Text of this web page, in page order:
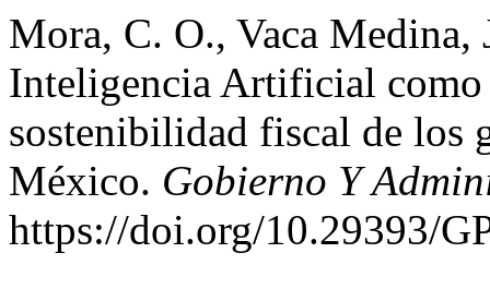
Mora, C. O., Vaca
Inteligencia Artificial como
sostenibilidad fiscal de los
México. Gobierno Y
https://doi.org/10.29393/